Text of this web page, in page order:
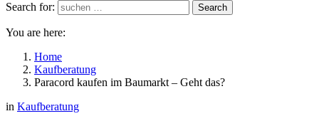
Search for:
Search
You are here:
Home
Kaufberatung
Paracord kaufen im Baumarkt – Geht das?
in Kaufberatung